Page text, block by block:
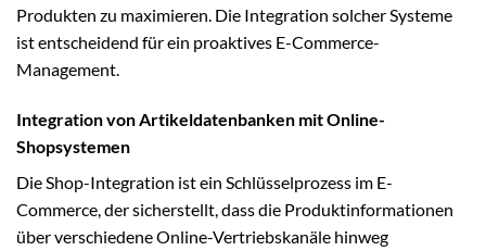
Produkten zu maximieren. Die Integration solcher Systeme
ist entscheidend für ein proaktives E-Commerce-
Management.
Integration von Artikeldatenbanken mit Online-
Shopsystemen
Die Shop-Integration ist ein Schlüsselprozess im E-
Commerce, der sicherstellt, dass die Produktinformationen
über verschiedene Online-Vertriebskanäle hinweg